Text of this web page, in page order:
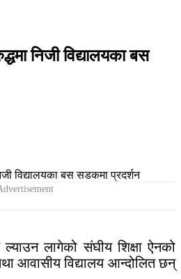
निजी विद्यालयका बस
लागेको संघीय शिक्षा ऐनको
आवासीय विद्यालय आन्दोलित छन्